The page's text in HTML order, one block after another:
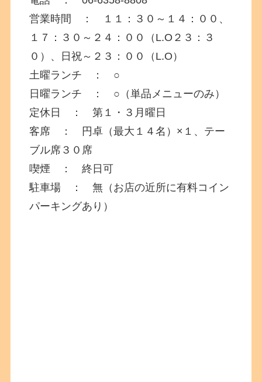
営業時間 ： １１：３０～１４：００、
１７：３０～２４：００（L.O２３：３
０）、日祝～２３：００（L.O）
土曜ランチ ： ○
日曜ランチ ： ○（単品メニューのみ）
定休日 ： 第１・３月曜日
客席 ： 円卓（最大１４名）×１、テー
ブル席３０席
喫煙 ： 終日可
駐車場 ： 無（お店の近所に有料コイン
パーキングあり）